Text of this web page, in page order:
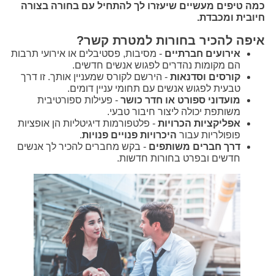
כמה טיפים מעשיים שיעזרו לך להתחיל עם בחורה בצורה
חיובית ומכבדת.
איפה להכיר בחורות למטרת קשר?
אירועים חברתיים - מסיבות, פסטיבלים או אירועי תרבות
הם מקומות נהדרים לפגוש אנשים חדשים.
קורסים וסדנאות - הירשם לקורס שמעניין אותך. זו דרך
טבעית לפגוש אנשים עם תחומי עניין דומים.
מועדוני ספורט או חדר כושר - פעילות ספורטיבית
משותפת יכולה ליצור חיבור טבעי.
אפליקציות הכרויות - פלטפורמות דיגיטליות הן אופציות
פופולריות עבור היכרויות פנויים פנויות.
דרך חברים משותפים - בקש מחברים להכיר לך אנשים
חדשים ובפרט בחורות חדשות.